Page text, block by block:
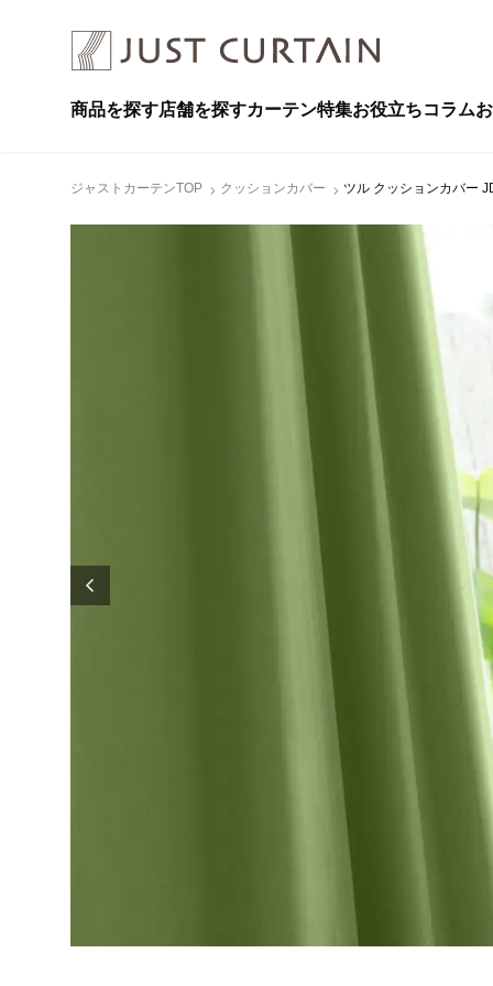
商品を探す店舗を探すカーテン特集お役立ちコラム
ジャストカーテンTOP クッションカバー ツル クッションカバー